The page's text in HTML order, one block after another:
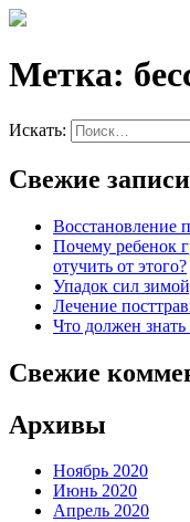
Метка:
Искать:
Свежие записи
Восстановление
Почему ребенок
отучить от этого?
Упадок сил
Лечение
Что должен знать
Свежие
Архивы
Ноябрь 2020
Июнь 2020
Апрель 2020